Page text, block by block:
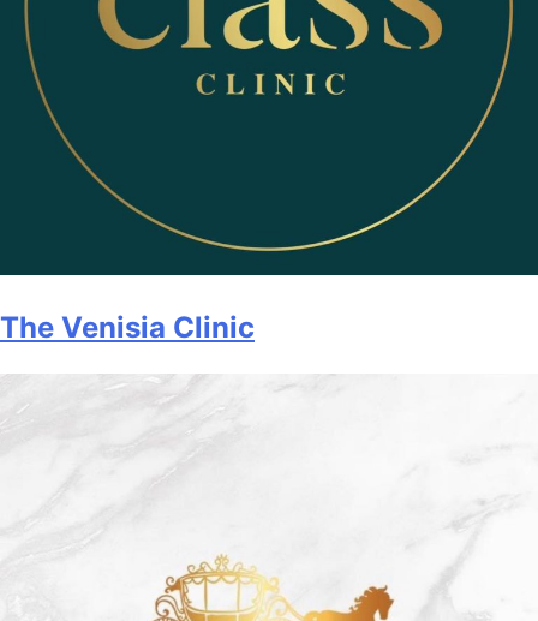
The Venisia Clinic